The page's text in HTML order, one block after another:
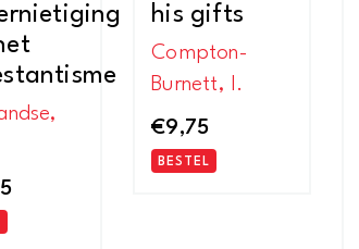
his gifts
Compton-
Burnett, I.
€9,75
BESTEL